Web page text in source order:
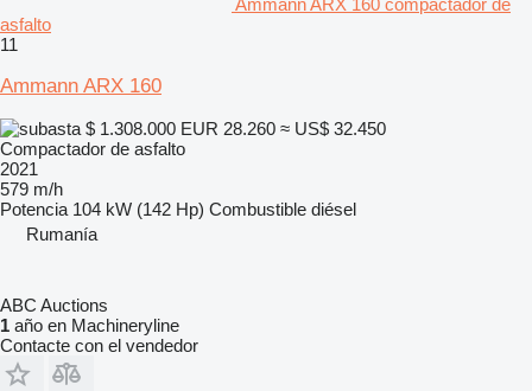
Ammann ARX 160 compactador de
asfalto
11
Ammann ARX 160
$ 1.308.000 EUR 28.260 ≈ US$ 32.450
Compactador de asfalto
2021
579 m/h
Potencia 104 kW (142 Hp) Combustible diésel
Rumanía
ABC Auctions
1 año en Machineryline
Contacte con el vendedor